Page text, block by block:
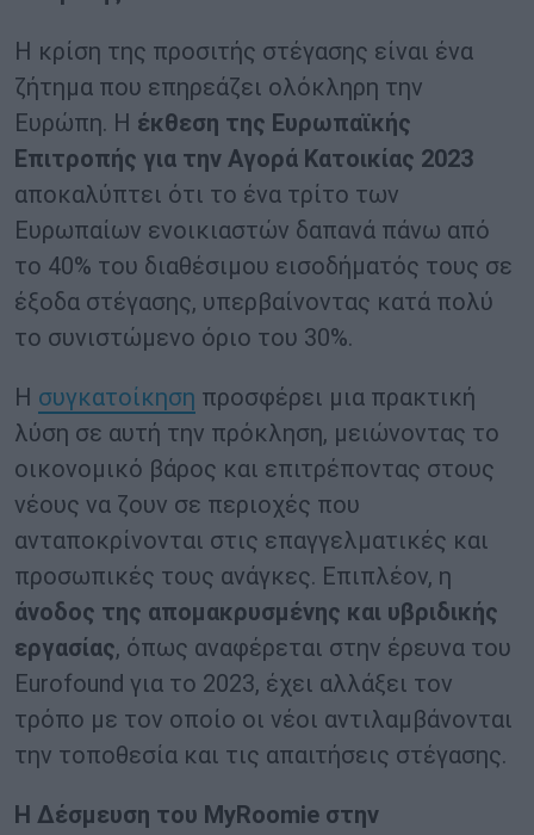
Η κρίση της προσιτής στέγασης είναι ένα
ζήτημα που επηρεάζει ολόκληρη την
Ευρώπη. Η έκθεση της Ευρωπαϊκής
Επιτροπής για την Αγορά Κατοικίας 2023
αποκαλύπτει ότι το ένα τρίτο των
Ευρωπαίων ενοικιαστών δαπανά πάνω από
το 40% του διαθέσιμου εισοδήματός τους σε
έξοδα στέγασης, υπερβαίνοντας κατά πολύ
το συνιστώμενο όριο του 30%.
Η συγκατοίκηση προσφέρει μια πρακτική
λύση σε αυτή την πρόκληση, μειώνοντας το
οικονομικό βάρος και επιτρέποντας στους
νέους να ζουν σε περιοχές που
ανταποκρίνονται στις επαγγελματικές και
προσωπικές τους ανάγκες. Επιπλέον, η
άνοδος της απομακρυσμένης και υβριδικής
εργασίας, όπως αναφέρεται στην έρευνα του
Eurofound για το 2023, έχει αλλάξει τον
τρόπο με τον οποίο οι νέοι αντιλαμβάνονται
την τοποθεσία και τις απαιτήσεις στέγασης.
Η Δέσμευση του MyRoomie στην